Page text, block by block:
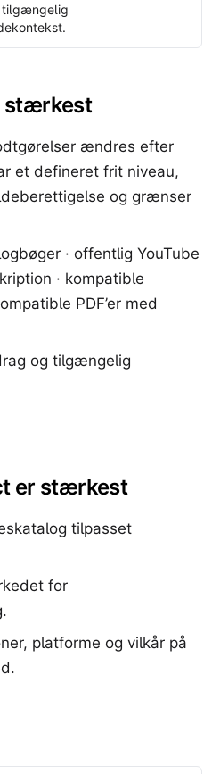
tilgængelig
stærkest
ændres efter
et defineret frit niveau,
og grænser
· offentlig YouTube
· kompatible
PDF’er med
og tilgængelig
er stærkest
tilpasset
for
platforme og vilkår på